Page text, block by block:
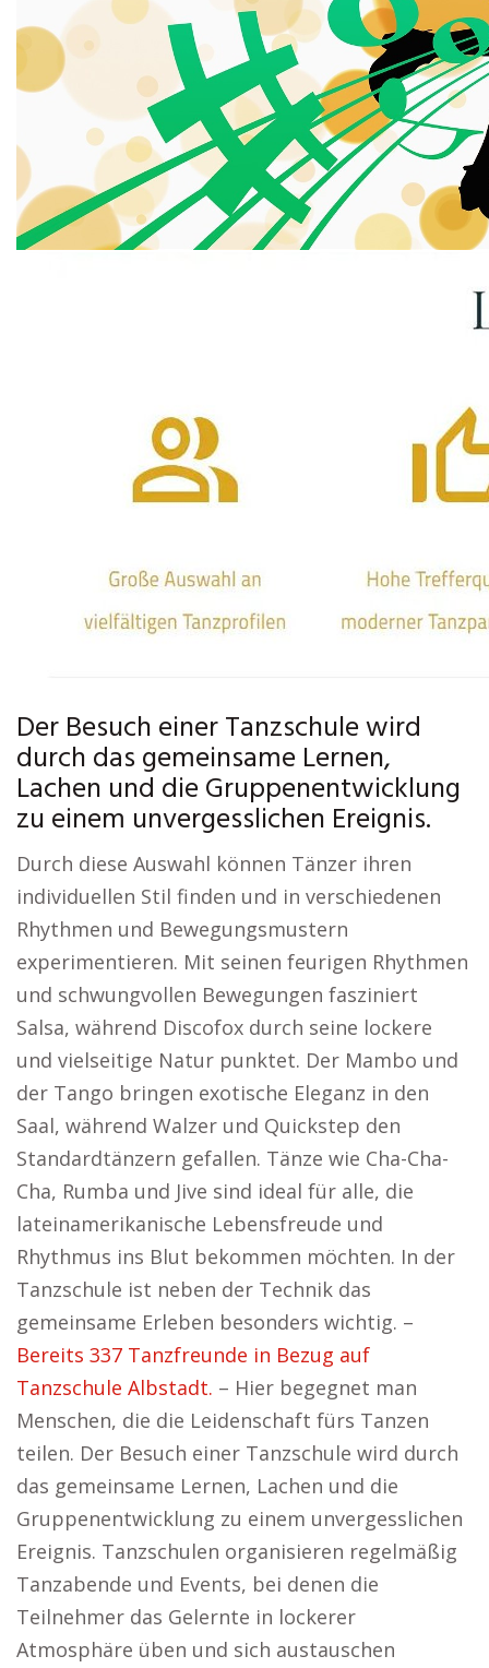
Der Besuch einer Tanzschule wird
durch das gemeinsame Lernen,
Lachen und die Gruppenentwicklung
zu einem unvergesslichen Ereignis.
Durch diese Auswahl können Tänzer ihren
individuellen Stil finden und in verschiedenen
Rhythmen und Bewegungsmustern
experimentieren. Mit seinen feurigen Rhythmen
und schwungvollen Bewegungen fasziniert
Salsa, während Discofox durch seine lockere
und vielseitige Natur punktet. Der Mambo und
der Tango bringen exotische Eleganz in den
Saal, während Walzer und Quickstep den
Standardtänzern gefallen. Tänze wie Cha-Cha-
Cha, Rumba und Jive sind ideal für alle, die
lateinamerikanische Lebensfreude und
Rhythmus ins Blut bekommen möchten. In der
Tanzschule ist neben der Technik das
gemeinsame Erleben besonders wichtig. –
Bereits 337 Tanzfreunde in Bezug auf
Tanzschule Albstadt. – Hier begegnet man
Menschen, die die Leidenschaft fürs Tanzen
teilen. Der Besuch einer Tanzschule wird durch
das gemeinsame Lernen, Lachen und die
Gruppenentwicklung zu einem unvergesslichen
Ereignis. Tanzschulen organisieren regelmäßig
Tanzabende und Events, bei denen die
Teilnehmer das Gelernte in lockerer
Atmosphäre üben und sich austauschen